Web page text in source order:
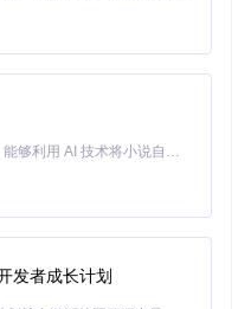
Toonflow 是一款 AI 短剧漫剧工具，能够利用 AI 技术将小说自动转化为剧本，并结合 AI 生成的图片和视频，实现高效的短剧创作。借助 Toonflow，可以轻松完成从文字到影像的全流程，让短剧制作变得更加智能与便捷。
发者成长计划